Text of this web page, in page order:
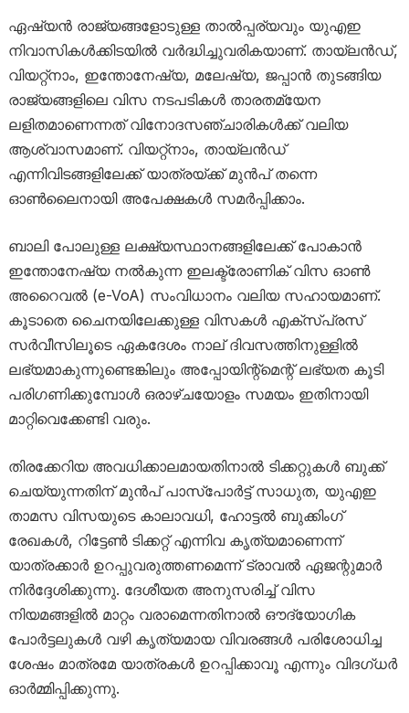
ഏഷ്യൻ രാജ്യങ്ങളോടുള്ള താൽപ്പര്യവും യുഎഇ
നിവാസികൾക്കിടയിൽ വർദ്ധിച്ചുവരികയാണ്. തായ്‌ലൻഡ്,
വിയറ്റ്നാം, ഇന്തോനേഷ്യ, മലേഷ്യ, ജപ്പാൻ തുടങ്ങിയ
രാജ്യങ്ങളിലെ വിസ നടപടികൾ താരതമ്യേന
ലളിതമാണെന്നത് വിനോദസഞ്ചാരികൾക്ക് വലിയ
ആശ്വാസമാണ്. വിയറ്റ്നാം, തായ്‌ലൻഡ്
എന്നിവിടങ്ങളിലേക്ക് യാത്രയ്ക്ക് മുൻപ് തന്നെ
ഓൺലൈനായി അപേക്ഷകൾ സമർപ്പിക്കാം.
ബാലി പോലുള്ള ലക്ഷ്യസ്ഥാനങ്ങളിലേക്ക് പോകാൻ
ഇന്തോനേഷ്യ നൽകുന്ന ഇലക്ട്രോണിക് വിസ ഓൺ
അറൈവൽ (e-VoA) സംവിധാനം വലിയ സഹായമാണ്.
കൂടാതെ ചൈനയിലേക്കുള്ള വിസകൾ എക്സ്പ്രസ്
സർവീസിലൂടെ ഏകദേശം നാല് ദിവസത്തിനുള്ളിൽ
ലഭ്യമാകുന്നുണ്ടെങ്കിലും അപ്പോയിന്റ്‌മെന്റ് ലഭ്യത കൂടി
പരിഗണിക്കുമ്പോൾ ഒരാഴ്ചയോളം സമയം ഇതിനായി
മാറ്റിവെക്കേണ്ടി വരും.
തിരക്കേറിയ അവധിക്കാലമായതിനാൽ ടിക്കറ്റുകൾ ബുക്ക്
ചെയ്യുന്നതിന് മുൻപ് പാസ്‌പോർട്ട് സാധുത, യുഎഇ
താമസ വിസയുടെ കാലാവധി, ഹോട്ടൽ ബുക്കിംഗ്
രേഖകൾ, റിട്ടേൺ ടിക്കറ്റ് എന്നിവ കൃത്യമാണെന്ന്
യാത്രക്കാർ ഉറപ്പുവരുത്തണമെന്ന് ട്രാവൽ ഏജന്റുമാർ
നിർദ്ദേശിക്കുന്നു. ദേശീയത അനുസരിച്ച് വിസ
നിയമങ്ങളിൽ മാറ്റം വരാമെന്നതിനാൽ ഔദ്യോഗിക
പോർട്ടലുകൾ വഴി കൃത്യമായ വിവരങ്ങൾ പരിശോധിച്ച
ശേഷം മാത്രമേ യാത്രകൾ ഉറപ്പിക്കാവൂ എന്നും വിദഗ്ധർ
ഓർമ്മിപ്പിക്കുന്നു.